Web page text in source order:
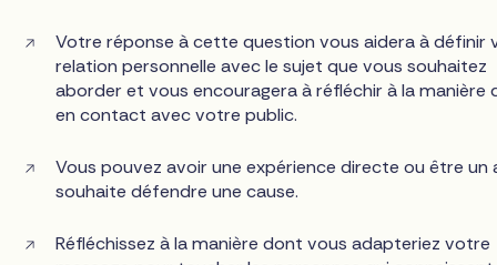
Votre réponse à cette question vous aidera à définir
relation personnelle avec le sujet que vous souhaitez
aborder et vous encouragera à réfléchir à la manière
en contact avec votre public.
Vous pouvez avoir une expérience directe ou être un
souhaite défendre une cause.
Réfléchissez à la manière dont vous adapteriez votre